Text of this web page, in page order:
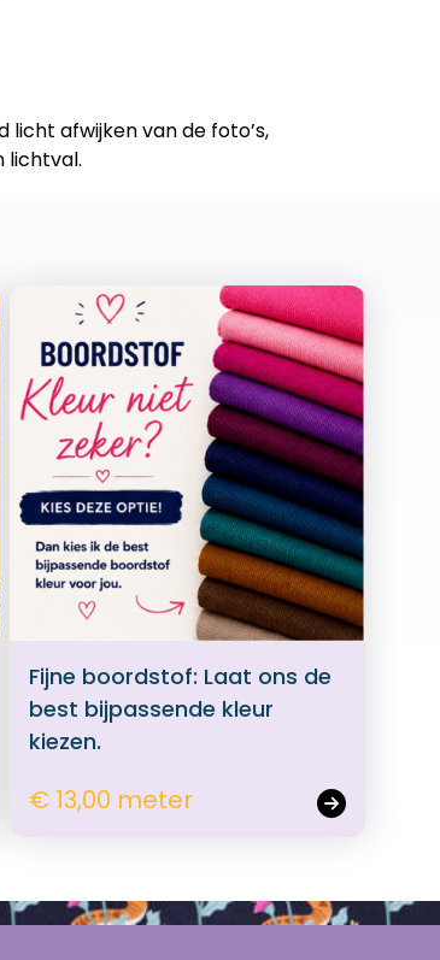
licht afwijken van de foto’s,
lichtval.
Fijne boordstof: Laat ons de
best bijpassende kleur
kiezen.
€ 13,00 meter